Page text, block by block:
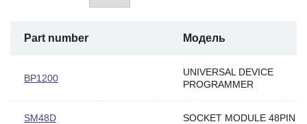
Part number Модель
BP1200
UNIVERSAL DEVICE
PROGRAMMER
SM48D SOCKET MODULE 48PIN